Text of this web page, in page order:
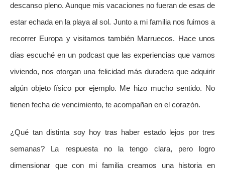
descanso pleno. Aunque mis vacaciones no fueran de esas de
estar echada en la playa al sol. Junto a mi familia nos fuimos a
recorrer Europa y visitamos también Marruecos. Hace unos
días escuché en un podcast que las experiencias que vamos
viviendo, nos otorgan una felicidad más duradera que adquirir
algún objeto físico por ejemplo. Me hizo mucho sentido. No
tienen fecha de vencimiento, te acompañan en el corazón.
¿Qué tan distinta soy hoy tras haber estado lejos por tres
semanas? La respuesta no la tengo clara, pero logro
dimensionar que con mi familia creamos una historia en